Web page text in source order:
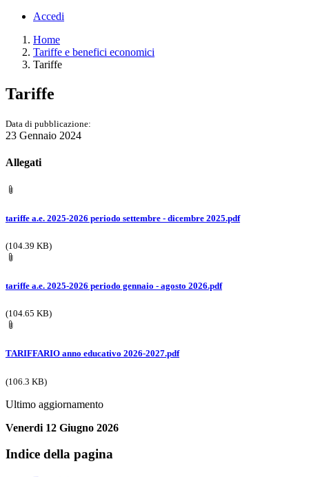
Accedi
Home
Tariffe e benefici economici
Tariffe
Tariffe
Data di pubblicazione:
23 Gennaio 2024
Allegati
tariffe a.e. 2025-2026 periodo settembre - dicembre 2025.pdf
(104.39 KB)
tariffe a.e. 2025-2026 periodo gennaio - agosto 2026.pdf
(104.65 KB)
TARIFFARIO anno educativo 2026-2027.pdf
(106.3 KB)
Ultimo aggiornamento
Venerdi 12 Giugno 2026
Indice della pagina